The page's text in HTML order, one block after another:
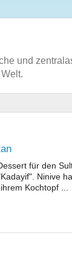
und
für den
Ninive
Kochtopf ...